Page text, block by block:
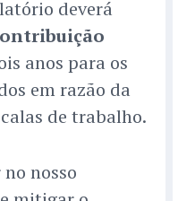
deverá
anos para os
em razão da
de trabalho.
nosso